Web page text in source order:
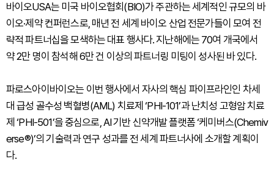
바이오USA는 미국 바이오협회(BIO)가 주관하는 세계적인 규모의 바
이오·제약 컨퍼런스로, 매년 전 세계 바이오 산업 전문가들이 모여 전
략적 파트너십을 모색하는 대표 행사다. 지난해에는 70여 개국에서
약 2만 명이 참석해 6만 건 이상의 파트너링 미팅이 성사된 바 있다.
파로스아이바이오는 이번 행사에서 자사의 핵심 파이프라인인 차세
대 급성 골수성 백혈병(AML) 치료제 ‘PHI-101’과 난치성 고형암 치료
제 ‘PHI-501’을 중심으로, AI 기반 신약개발 플랫폼 ‘케미버스(Chemiv
erse®)’의 기술력과 연구 성과를 전 세계 파트너사에 소개할 계획이
다.